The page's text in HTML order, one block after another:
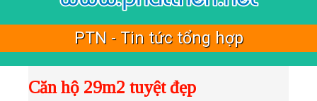
PTN - Tin tức tổng hợp
Căn hộ 29m2 tuyệt đẹp